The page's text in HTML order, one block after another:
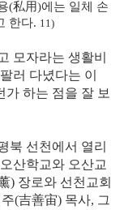
(私用)에는 일체 손
한다. 11)
모자라는 생활비
러 다녔다는 이
하는 점을 잘 보
북 선천에서 열리
산학교와 오산교
) 장로와 선천교회
(吉善宙) 목사, 그